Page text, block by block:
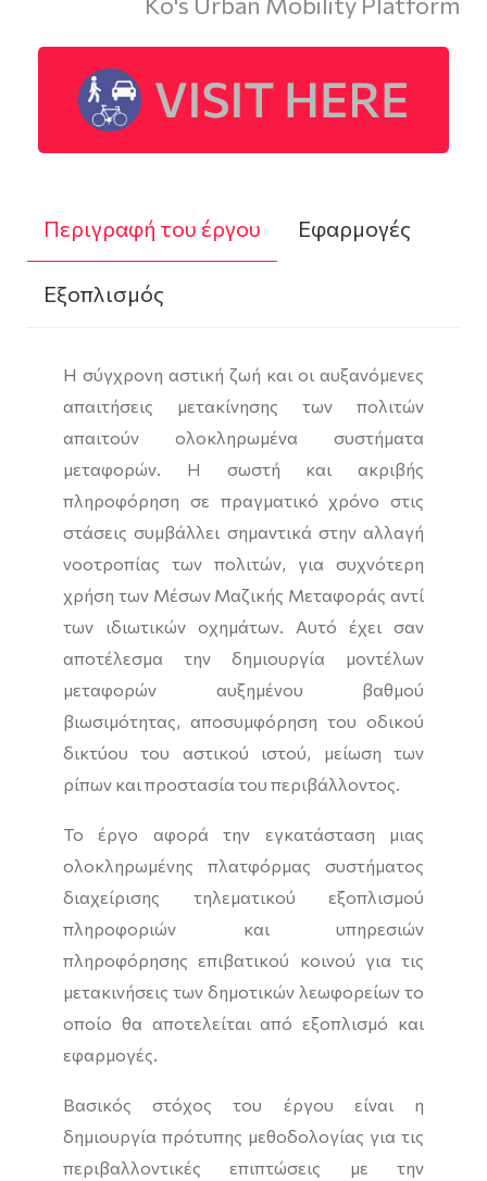
Περιγραφή του έργου Εφαρμογές
Εξοπλισμός
Η σύγχρονη αστική ζωή και οι αυξανόμενες
απαιτήσεις μετακίνησης των πολιτών
απαιτούν ολοκληρωμένα συστήματα
μεταφορών. H σωστή και ακριβής
πληροφόρηση σε πραγματικό χρόνο στις
στάσεις συμβάλλει σημαντικά στην αλλαγή
νοοτροπίας των πολιτών, για συχνότερη
χρήση των Μέσων Mαζικής Μεταφοράς αντί
των ιδιωτικών οχημάτων. Αυτό έχει σαν
αποτέλεσμα την δημιουργία μοντέλων
μεταφορών αυξημένου βαθμού
βιωσιμότητας, αποσυμφόρηση του οδικού
δικτύου του αστικού ιστού, μείωση των
ρίπων και προστασία του περιβάλλοντος.
Το έργο αφορά την εγκατάσταση μιας
ολοκληρωμένης πλατφόρμας συστήματος
διαχείρισης τηλεματικού εξοπλισμού
πληροφοριών και υπηρεσιών
πληροφόρησης επιβατικού κοινού για τις
μετακινήσεις των δημοτικών λεωφορείων το
οποίο θα αποτελείται από εξοπλισμό και
εφαρμογές.
Βασικός στόχος του έργου είναι η
δημιουργία πρότυπης μεθοδολογίας για τις
περιβαλλοντικές επιπτώσεις με την